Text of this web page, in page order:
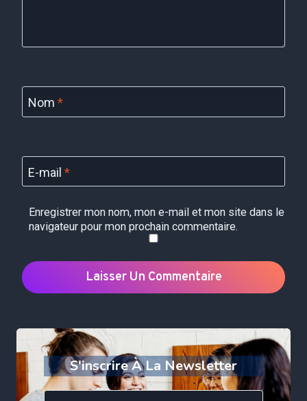
Nom *
E-mail *
Enregistrer mon nom, mon e-mail et mon site dans le
navigateur pour mon prochain commentaire.
S'inscrire À La Newsletter